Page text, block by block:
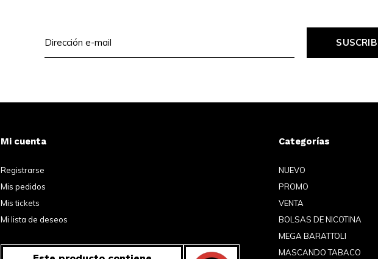
Mi cuenta
Registrarse
Mis pedidos
Mis tickets
Mi lista de deseos
Categorías
NUEVO
PROMO
VENTA
BOLSAS DE NICOTINA
MEGA BARATTOLI
MASCANDO TABACO